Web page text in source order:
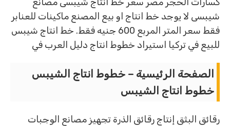
شيبسى لا يوجد خط انتاج او بيع المصنع ماكينات للعنابر
فقط سعر المتر المربع 600 جنيه فقط. خط انتاج شيبس
للبيع في تركيا استيراد خطوط انتاج دليل العرب في
الصفحة الرئيسية – خطوط انتاج الشيبس
خطوط انتاج الشيبس
رقائق البثق إنتاج رقائق الذرة تجهيز مصانع الوجبات